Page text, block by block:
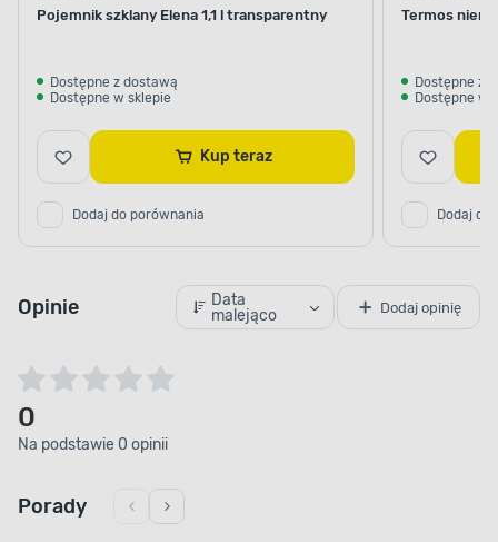
Pojemnik szklany Elena 1,1 l transparentny
Dostępne z dostawą
Dostępne w sklepie
Kup teraz
Dodaj do porównania
Termos
Dostępne z
Dostępne w
Dodaj do
Opinie
Data
malejąco
Dodaj opinię
0
Na podstawie 0 opinii
Porady